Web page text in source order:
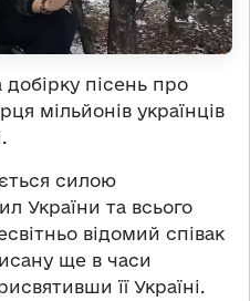
пісень про
мільйонів українців
силою
України та всього
відомий співак
ще в часи
її Україні.